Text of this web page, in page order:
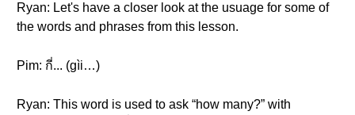
Ryan: Let's have a closer look at the usuage for some of
the words and phrases from this lesson.
Pim: กี่... (gìi…)
Ryan: This word is used to ask “how many?” with